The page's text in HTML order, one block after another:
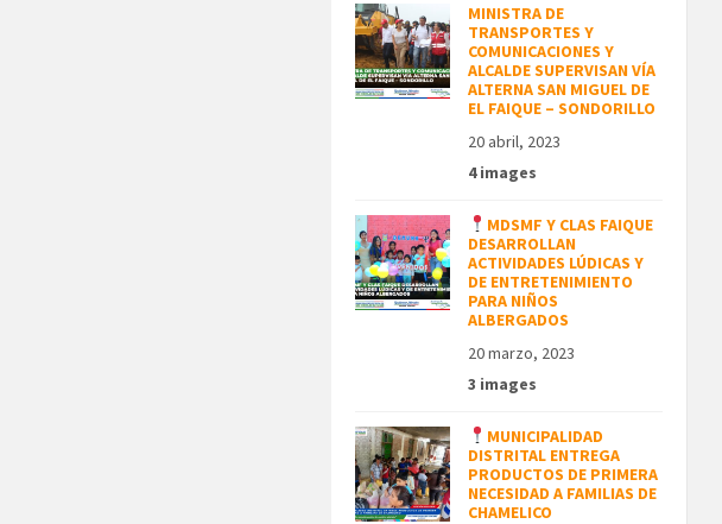
MINISTRA DE
TRANSPORTES Y
COMUNICACIONES Y
ALCALDE SUPERVISAN VÍA
ALTERNA SAN MIGUEL DE
EL FAIQUE – SONDORILLO
20 abril, 2023
4 images
MDSMF Y CLAS FAIQUE
DESARROLLAN
ACTIVIDADES LÚDICAS Y
DE ENTRETENIMIENTO
PARA NIÑOS
ALBERGADOS
20 marzo, 2023
3 images
MUNICIPALIDAD
DISTRITAL ENTREGA
PRODUCTOS DE PRIMERA
NECESIDAD A FAMILIAS DE
CHAMELICO